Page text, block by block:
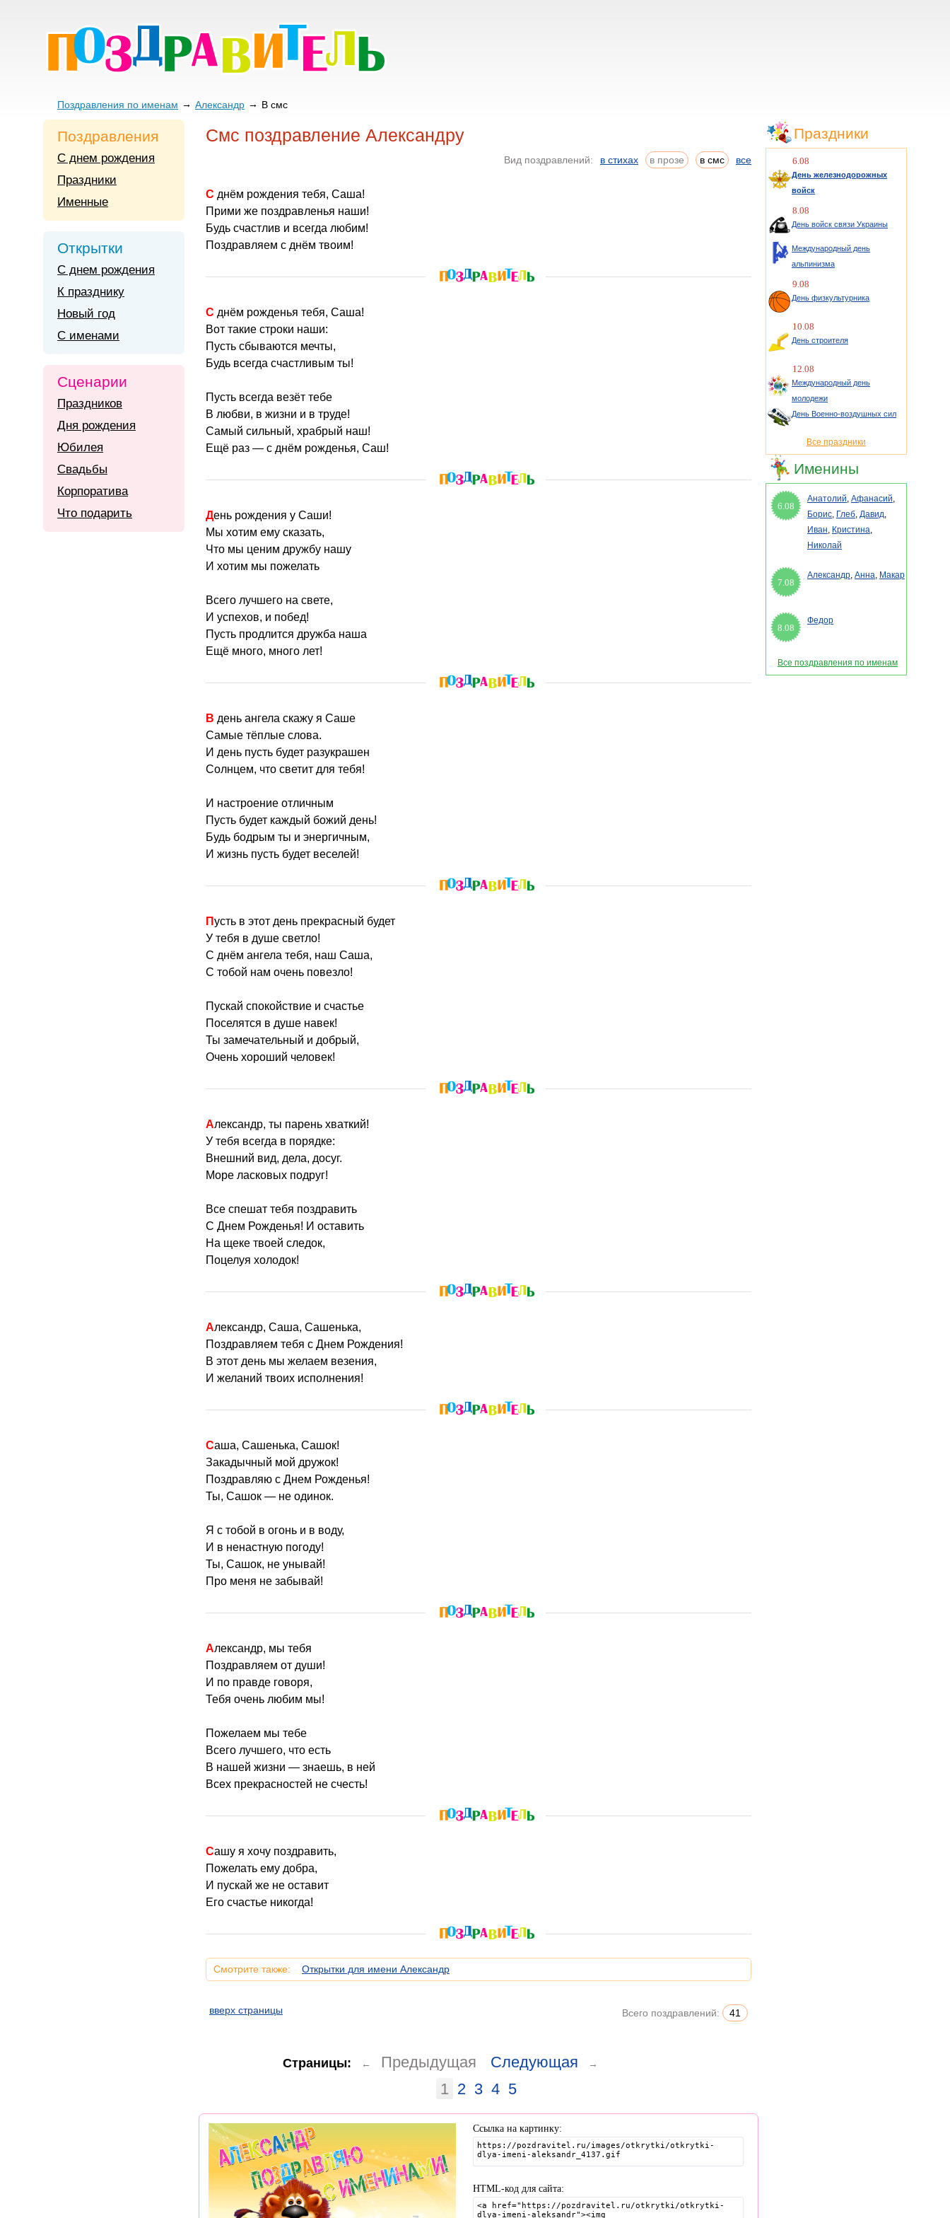
Поздравления по именам Александр В смс
Смс поздравление Александру
Вид поздравлений: в стихах в прозе в смс все
С днём рождения тебя, Саша!
Прими же поздравленья наши!
Будь счастлив и всегда любим!
Поздравляем с днём твоим!
С днём рожденья тебя, Саша!
Вот такие строки наши:
Пусть сбываются мечты,
Будь всегда счастливым ты!
Пусть всегда везёт тебе
В любви, в жизни и в труде!
Самый сильный, храбрый наш!
Ещё раз — с днём рожденья, Саш!
День рождения у Саши!
Мы хотим ему сказать,
Что мы ценим дружбу нашу
И хотим мы пожелать
Всего лучшего на свете,
И успехов, и побед!
Пусть продлится дружба наша
Ещё много, много лет!
В день ангела скажу я Саше
Самые тёплые слова.
И день пусть будет разукрашен
Солнцем, что светит для тебя!
И настроение отличным
Пусть будет каждый божий день!
Будь бодрым ты и энергичным,
И жизнь пусть будет веселей!
Пусть в этот день прекрасный будет
У тебя в душе светло!
С днём ангела тебя, наш Саша,
С тобой нам очень повезло!
Пускай спокойствие и счастье
Поселятся в душе навек!
Ты замечательный и добрый,
Очень хороший человек!
Александр, ты парень хваткий!
У тебя всегда в порядке:
Внешний вид, дела, досуг.
Море ласковых подруг!
Все спешат тебя поздравить
С Днем Рожденья! И оставить
На щеке твоей следок,
Поцелуя холодок!
Александр, Саша, Сашенька,
Поздравляем тебя с Днем Рождения!
В этот день мы желаем везения,
И желаний твоих исполнения!
Саша, Сашенька, Сашок!
Закадычный мой дружок!
Поздравляю с Днем Рожденья!
Ты, Сашок — не одинок.
Я с тобой в огонь и в воду,
И в ненастную погоду!
Ты, Сашок, не унывай!
Про меня не забывай!
Александр, мы тебя
Поздравляем от души!
И по правде говоря,
Тебя очень любим мы!
Пожелаем мы тебе
Всего лучшего, что есть
В нашей жизни — знаешь, в ней
Всех прекрасностей не счесть!
Сашу я хочу поздравить,
Пожелать ему добра,
И пускай же не оставит
Его счастье никогда!
Смотрите также: Открытки для имени Александр
вверх страницы Всего поздравлений: 41
Страницы: ← Предыдущая Следующая →
1 2 3 4 5
Ссылка на картинку:
HTML-код для сайта:
Поздравления
С днем рождения
Праздники
Именные
Открытки
С днем рождения
К празднику
Новый год
С именами
Сценарии
Праздников
Дня рождения
Юбилея
Свадьбы
Корпоратива
Что подарить
Праздники
6.08
День железнодорожных
войск
8.08
День войск связи Украины
Международный день
альпинизма
9.08
День физкультурника
10.08
День строителя
12.08
Международный день
молодежи
День Военно-воздушных сил
Все праздники
Именины
6.08
Анатолий, Афанасий,
Борис, Глеб, Давид,
Иван, Кристина,
Николай
7.08
Александр, Анна, Макар
8.08
Федор
Все поздравления по именам